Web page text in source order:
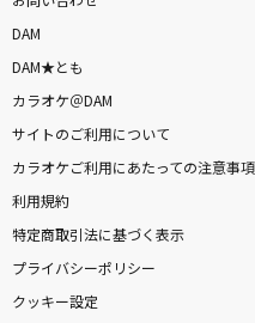
DAM
DAM★とも
カラオケ＠DAM
サイトのご利用について
カラオケご利用にあたっての注意事項
利用規約
特定商取引法に基づく表示
プライバシーポリシー
クッキー設定